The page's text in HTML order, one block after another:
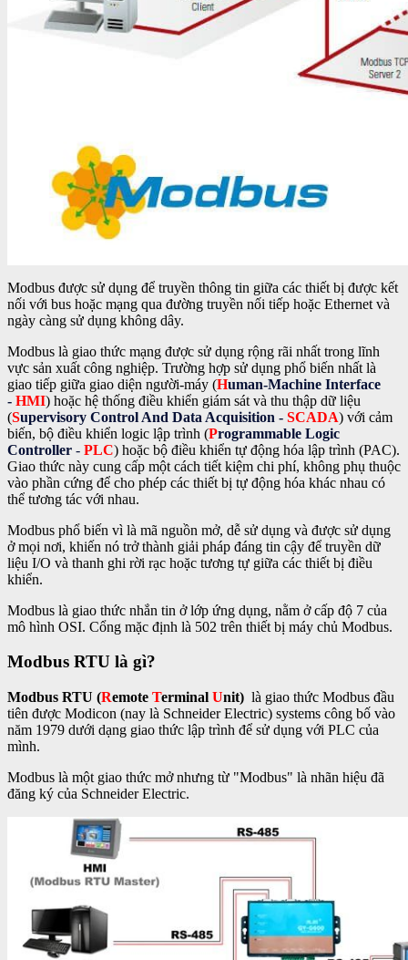
Modbus được sử dụng để truyền thông tin giữa các thiết bị được kết
nối với bus hoặc mạng qua đường truyền nối tiếp hoặc Ethernet và
ngày càng sử dụng không dây.
Modbus là giao thức mạng được sử dụng rộng rãi nhất trong lĩnh
vực sản xuất công nghiệp. Trường hợp sử dụng phổ biến nhất là
giao tiếp giữa giao diện người-máy (Human-Machine Interface
- HMI) hoặc hệ thống điều khiển giám sát và thu thập dữ liệu
(Supervisory Control And Data Acquisition - SCADA) với cảm
biến, bộ điều khiển logic lập trình (Programmable Logic
Controller - PLC) hoặc bộ điều khiển tự động hóa lập trình (PAC).
Giao thức này cung cấp một cách tiết kiệm chi phí, không phụ thuộc
vào phần cứng để cho phép các thiết bị tự động hóa khác nhau có
thể tương tác với nhau.
Modbus phổ biến vì là mã nguồn mở, dễ sử dụng và được sử dụng
ở mọi nơi, khiến nó trở thành giải pháp đáng tin cậy để truyền dữ
liệu I/O và thanh ghi rời rạc hoặc tương tự giữa các thiết bị điều
khiển.
Modbus là giao thức nhắn tin ở lớp ứng dụng, nằm ở cấp độ 7 của
mô hình OSI. Cổng mặc định là 502 trên thiết bị máy chủ Modbus.
Modbus RTU là gì?
Modbus RTU (Remote Terminal Unit) là giao thức Modbus đầu
tiên được Modicon (nay là Schneider Electric) systems công bố vào
năm 1979 dưới dạng giao thức lập trình để sử dụng với PLC của
mình.
Modbus là một giao thức mở nhưng từ "Modbus" là nhãn hiệu đã
đăng ký của Schneider Electric.